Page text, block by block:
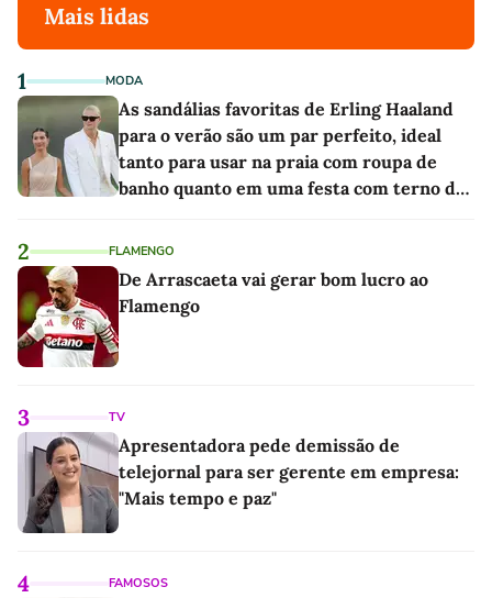
Mais lidas
1 MODA
As sandálias favoritas de Erling Haaland
para o verão são um par perfeito, ideal
tanto para usar na praia com roupa de
banho quanto em uma festa com terno de
2 FLAMENGO
De Arrascaeta vai gerar bom lucro ao
Flamengo
3 TV
Apresentadora pede demissão de
telejornal para ser gerente em empresa:
"Mais tempo e paz"
4 FAMOSOS